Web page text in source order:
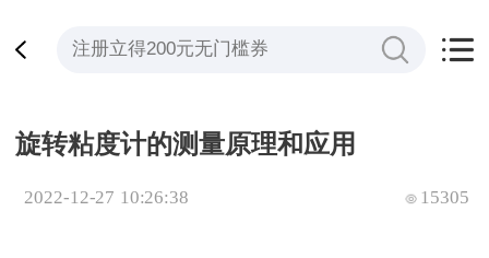
旋转粘度计的测量原理和应用
2022-12-27 10:26:38 15305